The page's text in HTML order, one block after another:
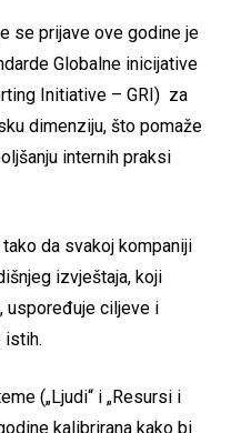
se prijave ove godine je
Globalne inicijative
Initiative – GRI) za
dimenziju, što pomaže
internih praksi
da svakoj kompaniji
izvještaja, koji
uspoređuje ciljeve i
istih.
(„Ljudi“ i „Resursi i
kalibrirana kako bi